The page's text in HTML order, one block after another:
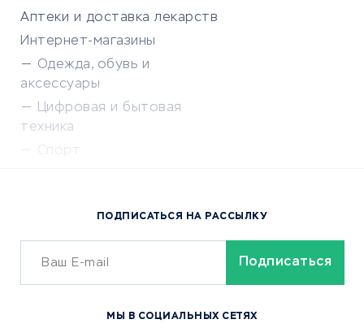
Аптеки и доставка лекарств
Интернет-магазины
Одежда, обувь и
аксессуары
Цифровая и бытовая
техника
Спорт
Сервисы доставки
ОБУЧЕНИЕ И РАБОТА
ПОДПИСАТЬСЯ НА РАССЫЛКУ
МЫ В СОЦИАЛЬНЫХ СЕТЯХ